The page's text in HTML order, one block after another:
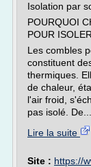
Isolation par
POURQUOI
POUR
Les combles
constituent
thermiques.
de chaleur,
l'air froid,
pas isolé. De...
Lire la suite
Site : https://